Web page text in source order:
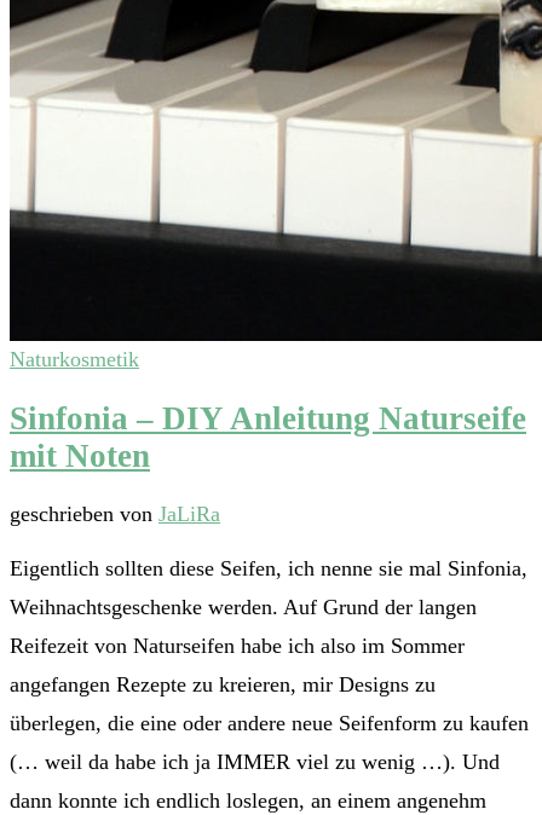
Naturkosmetik
Sinfonia – DIY Anleitung Naturseife
mit Noten
geschrieben von JaLiRa
Eigentlich sollten diese Seifen, ich nenne sie mal Sinfonia,
Weihnachtsgeschenke werden. Auf Grund der langen
Reifezeit von Naturseifen habe ich also im Sommer
angefangen Rezepte zu kreieren, mir Designs zu
überlegen, die eine oder andere neue Seifenform zu kaufen
(… weil da habe ich ja IMMER viel zu wenig …). Und
dann konnte ich endlich loslegen, an einem angenehm